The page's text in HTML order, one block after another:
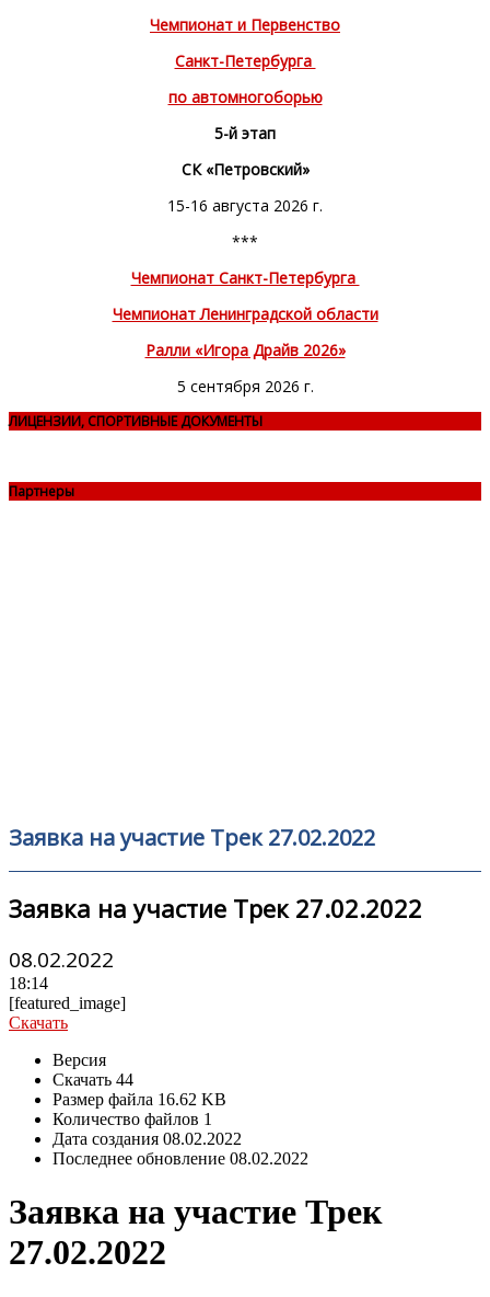
Чемпионат и Первенство
Санкт-Петербурга
по автомногоборью
5-й этап
СК «Петровский»
15-16 августа 2026 г.
***
Чемпионат Санкт-Петербурга
Чемпионат Ленинградской области
Ралли «Игора Драйв 2026»
5 сентября 2026 г.
ЛИЦЕНЗИИ, СПОРТИВНЫЕ ДОКУМЕНТЫ
Партнеры
Заявка на участие Трек 27.02.2022
Заявка на участие Трек 27.02.2022
08.02.2022
18:14
[featured_image]
Скачать
Версия
Скачать 44
Размер файла 16.62 KB
Количество файлов 1
Дата создания 08.02.2022
Последнее обновление 08.02.2022
Заявка на участие Трек
27.02.2022